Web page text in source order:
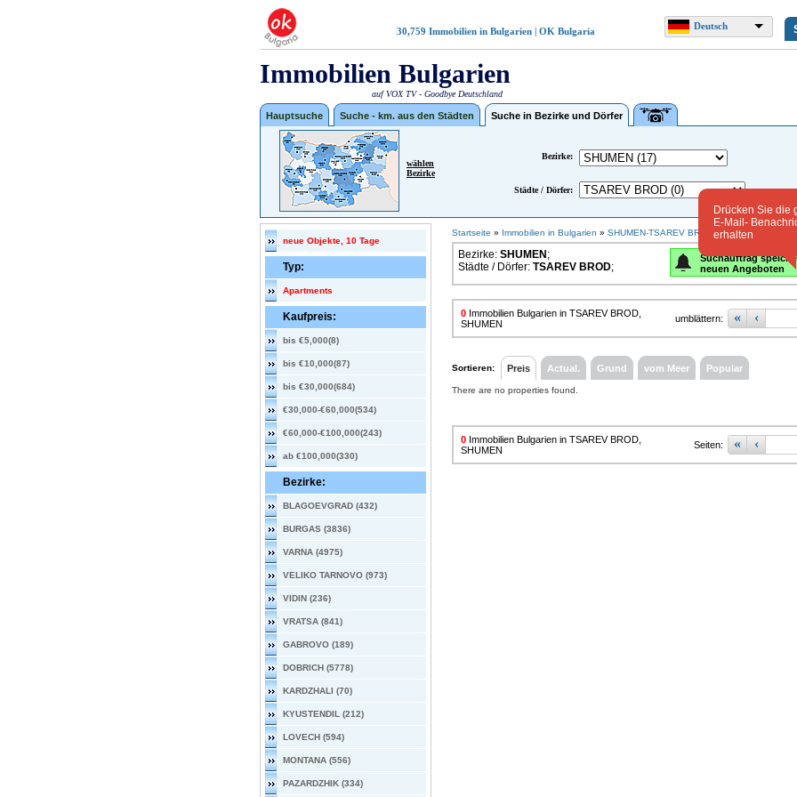
30,759 Immobilien in Bulgarien | OK Bulgaria Deutsch
Immobilien Bulgarien
auf VOX TV - Goodbye Deutschland
Hauptsuche Suche - km. aus den Städten Suche in Bezirke und Dörfer
wählen
Bezirke
Bezirke:
Städte / Dörfer:
neue Objekte, 10 Tage
Typ:
Apartments
Kaufpreis:
bis €5,000(8)
bis €10,000(87)
bis €30,000(684)
€30,000-€60,000(534)
€60,000-€100,000(243)
ab €100,000(330)
Bezirke:
BLAGOEVGRAD (432)
BURGAS (3836)
VARNA (4975)
VELIKO TARNOVO (973)
VIDIN (236)
VRATSA (841)
GABROVO (189)
DOBRICH (5778)
KARDZHALI (70)
KYUSTENDIL (212)
LOVECH (594)
MONTANA (556)
PAZARDZHIK (334)
Startseite » Immobilien in Bulgarien » SHUMEN-TSAREV BROD(0)
Bezirke: SHUMEN ;
Städte / Dörfer: TSAREV BROD;
Suchauftrag
neuen Angeboten
0 Immobilien Bulgarien in TSAREV BROD,
SHUMEN
umblättern: « ‹
Sortieren: Preis Actual. Grund vom Meer Popular
There are no properties found.
0 Immobilien Bulgarien in TSAREV BROD,
SHUMEN
Seiten: « ‹
Drücken Sie die
E-Mail-
erhalten